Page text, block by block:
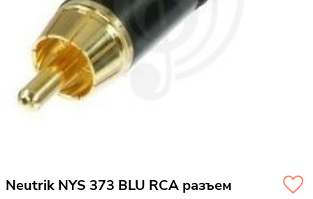
Neutrik NYS 373 BLU RCA разъем